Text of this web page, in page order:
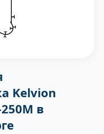
Kelvion
в